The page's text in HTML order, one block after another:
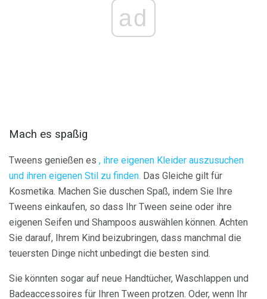
ad
Mach es spaßig
Tweens genießen es , ihre eigenen Kleider auszusuchen
und ihren eigenen Stil zu finden. Das Gleiche gilt für
Kosmetika. Machen Sie duschen Spaß, indem Sie Ihre
Tweens einkaufen, so dass Ihr Tween seine oder ihre
eigenen Seifen und Shampoos auswählen können. Achten
Sie darauf, Ihrem Kind beizubringen, dass manchmal die
teuersten Dinge nicht unbedingt die besten sind.
Sie könnten sogar auf neue Handtücher, Waschlappen und
Badeaccessoires für Ihren Tween protzen. Oder, wenn Ihr